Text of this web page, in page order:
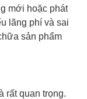
mới hoặc phát
lãng phí và sai
sản phẩm
rất quan trọng.